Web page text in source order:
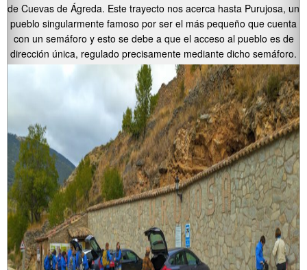
de Cuevas de Ágreda. Este trayecto nos acerca hasta Purujosa, un
pueblo singularmente famoso por ser el más pequeño que cuenta
con un semáforo y esto se debe a que el acceso al pueblo es de
dirección única, regulado precisamente mediante dicho semáforo.